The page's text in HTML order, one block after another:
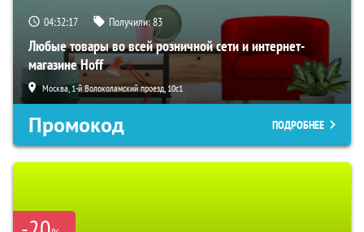
04:32:16 Получили:83
Любые товары во всей розничной сети и интернет-
магазине Hoff
Москва, 1-й Волоколамский проезд, 10с1
Промокод ПОДРОБНЕЕ